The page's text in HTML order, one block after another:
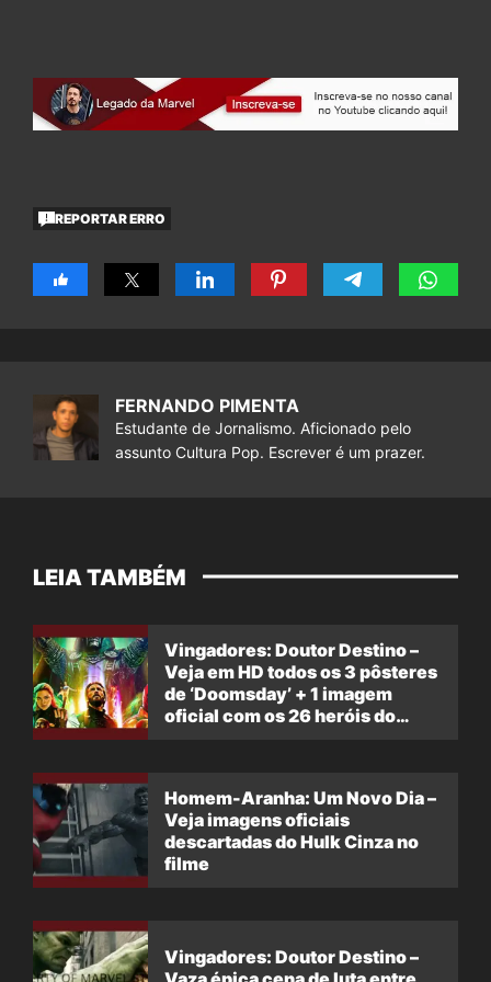
REPORTAR ERRO
FERNANDO PIMENTA
Estudante de Jornalismo. Aficionado pelo
assunto Cultura Pop. Escrever é um prazer.
LEIA TAMBÉM
Vingadores: Doutor Destino –
Veja em HD todos os 3 pôsteres
de ‘Doomsday’ + 1 imagem
oficial com os 26 heróis do
Homem-Aranha: Um Novo Dia –
Veja imagens oficiais
descartadas do Hulk Cinza no
filme
Vingadores: Doutor Destino –